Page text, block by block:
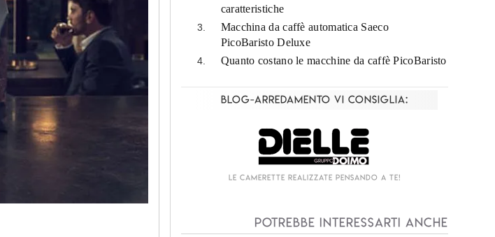
caratteristiche
Macchina da caffè automatica Saeco
PicoBaristo Deluxe
Quanto costano le macchine da caffè PicoBaristo
Blog-Arredamento vi consiglia:
Potrebbe interessarti anche